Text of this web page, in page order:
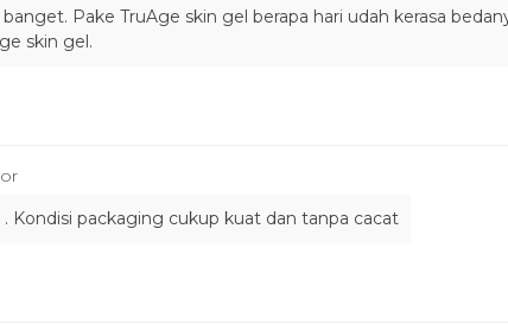
Pake TruAge skin gel berapa hari udah kerasa
skin gel.
Kondisi packaging cukup kuat dan tanpa cacat